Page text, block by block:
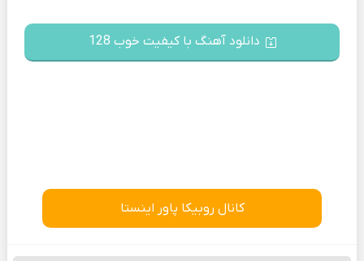
دانلود آهنگ با کیفیت خوب 128
کانال روبیکا پاور اینستا